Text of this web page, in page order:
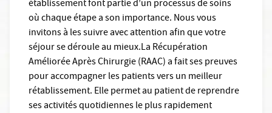
établissement font partie d’un processus de soins
où chaque étape a son importance. Nous vous
invitons à les suivre avec attention afin que votre
séjour se déroule au mieux.La Récupération
Améliorée Après Chirurgie (RAAC) a fait ses preuves
pour accompagner les patients vers un meilleur
rétablissement. Elle permet au patient de reprendre
ses activités quotidiennes le plus rapidement